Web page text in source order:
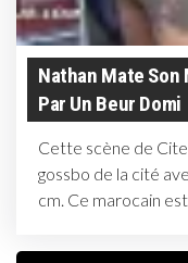
Nathan Mate
Par Un Beur Domi
Cette scène de
gossbo de la cité
cm. Ce marocain